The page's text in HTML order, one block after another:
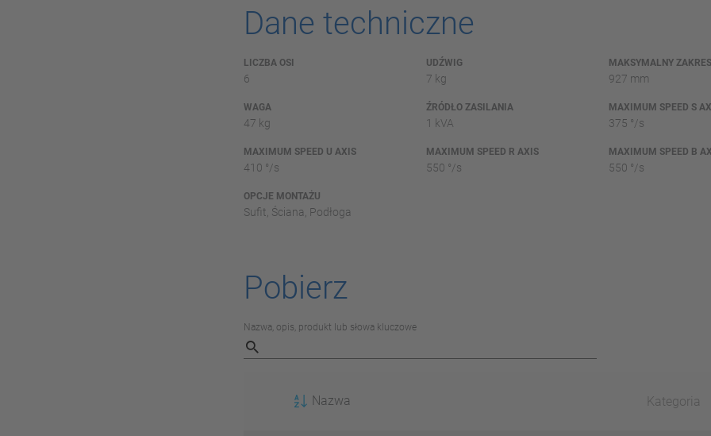
Dane techniczne
LICZBA OSI
6
UDŹWIG
7 kg
MAKSYMALNY
927 mm
WAGA
47 kg
ŹRÓDŁO ZASILANIA
1 kVA
MAXIMUM SPEED S
375 °/s
MAXIMUM SPEED U AXIS
410 °/s
MAXIMUM SPEED R AXIS
550 °/s
MAXIMUM SPEED B
550 °/s
OPCJE MONTAŻU
Sufit, Ściana, Podłoga
Pobierz
Nazwa, opis, produkt lub słowa kluczowe
Nazwa Kategoria